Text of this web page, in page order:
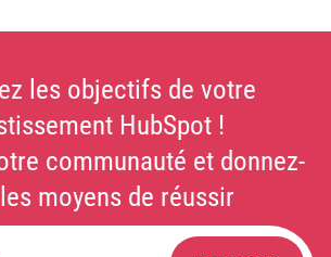
les objectifs de votre
HubSpot !
communauté et donnez-
moyens de réussir